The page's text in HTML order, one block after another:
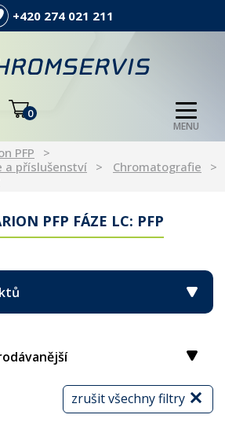
+420 274 021 211
0
MENU
PFP
a příslušenství
Chromatografie
PFP FÁZE LC: PFP
zrušit všechny filtry